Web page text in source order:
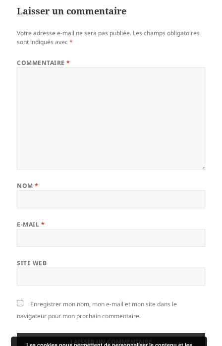
Laisser un commentaire
Votre adresse e-mail ne sera pas publiée. Les champs obligatoires
sont indiqués avec*
COMMENTAIRE*
NOM*
E-MAIL *
SITE WEB
Enregistrer mon nom, mon e-mail et mon site dans le
navigateur pour mon prochain commentaire.